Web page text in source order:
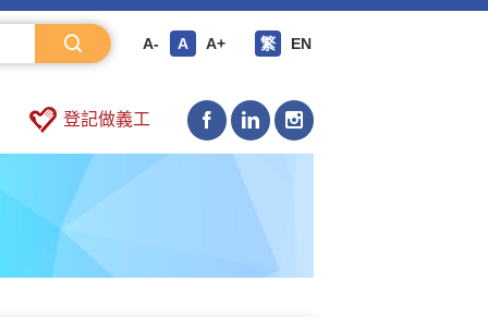
A- A A+ 繁 EN
登記做義工